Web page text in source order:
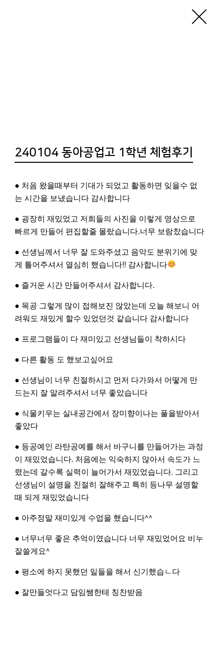
기지활동
투어 및 방문의 경우는 반드시 사전 예약
[프로그램 및 투어문의: 051-250-8900]
프로그램
공간대여
자원봉사
신청
240104 동아공업고 1학년 체험후기
● 처음 왔을때부터 기대가 되었고 활동하면 잊을수 없
는 시간을 보냈습니다 감사합니다
● 굉장히 재밌었고 저희들의 사진을 이렇게 영상으로
빠르게 만들어 편집할줄 몰랐습니다.너무 보람찼습니다
● 선생님께서 너무 잘 도와주셨고 음악도 분위기에 맞
게 틀어주셔서 열심히 했습니다!! 감사합니다
● 즐거운 시간 만들어주셔서 감사합니다.
● 목공 그렇게 많이 접해보진 않았는데 오늘 해보니 어
려워도 재밌게 할수 있었던것 같습니다 감사합니다
● 프로그램들이 다 재미있고 선생님들이 착하시다
● 다른 활동 도 했보고싶어요
● 선생님이 너무 친절하시고 먼저 다가와서 어떻게 만
드는지 잘 알려주셔서 너무 좋았습니다
● 식물키우는 실내공간에서 장미향이나는 풀을받아서
좋았다
● 등공예인 라탄공예를 해서 바구니를 만들어가는 과정
이 재밌었습니다. 처음에는 익숙하지 않아서 속도가 느
렸는데 갈수록 실력이 늘어가서 재밌었습니다. 그리고
선생님이 설명을 친절히 잘해주고 특히 등나무 설명할
때 되게 재밌었습니다
● 아주정말 재미있게 수업을 했습니다^^
● 너무너무 좋은 추억이였습니다 너무 재밌었어요 비누
잘쓸게요^
● 평소에 하지 못했던 일들을 해서 신기했습ㄴ다
● 잘만들엇다고 담임쌤한테 칭찬받음
Partners